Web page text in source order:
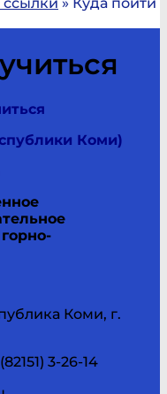
Коми)
Коми, г.
3-26-14